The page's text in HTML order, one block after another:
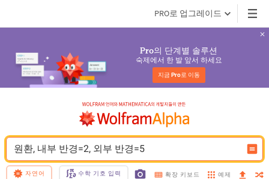
PRO로 업그레이드
Pro의 단계별 솔루션
숙제에서 한 발 앞서 하세요
지금 Pro로 이동
원환, 내부 반경=2, 외부 반경=5
자연어 수학 기호 입력 확장 키보드 예제